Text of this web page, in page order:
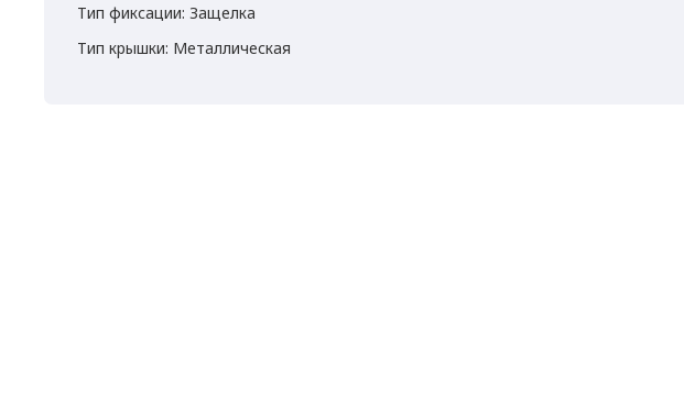
Тип фиксации: Защелка
Тип крышки: Металлическая